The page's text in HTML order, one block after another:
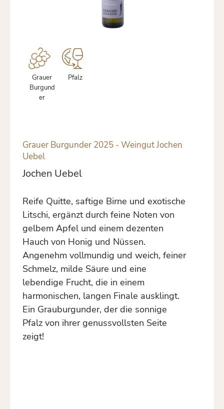
Grauer
Burgund
er
Pfalz
Grauer Burgunder 2025 - Weingut Jochen
Uebel
Jochen Uebel
Reife Quitte, saftige Birne und exotische
Litschi, ergänzt durch feine Noten von
gelbem Apfel und einem dezenten
Hauch von Honig und Nüssen.
Angenehm vollmundig und weich, feiner
Schmelz, milde Säure und eine
lebendige Frucht, die in einem
harmonischen, langen Finale ausklingt.
Ein Grauburgunder, der die sonnige
Pfalz von ihrer genussvollsten Seite
zeigt!